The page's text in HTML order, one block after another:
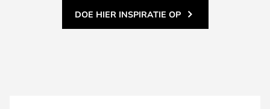
DOE HIER INSPIRATIE OP